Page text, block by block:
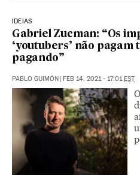
IDEIAS
Gabriel Zucman: “Os
‘youtubers’ não pagam
pagando”
PABLO GUIMÓN FEB 14, 2021 - 17:01 EST